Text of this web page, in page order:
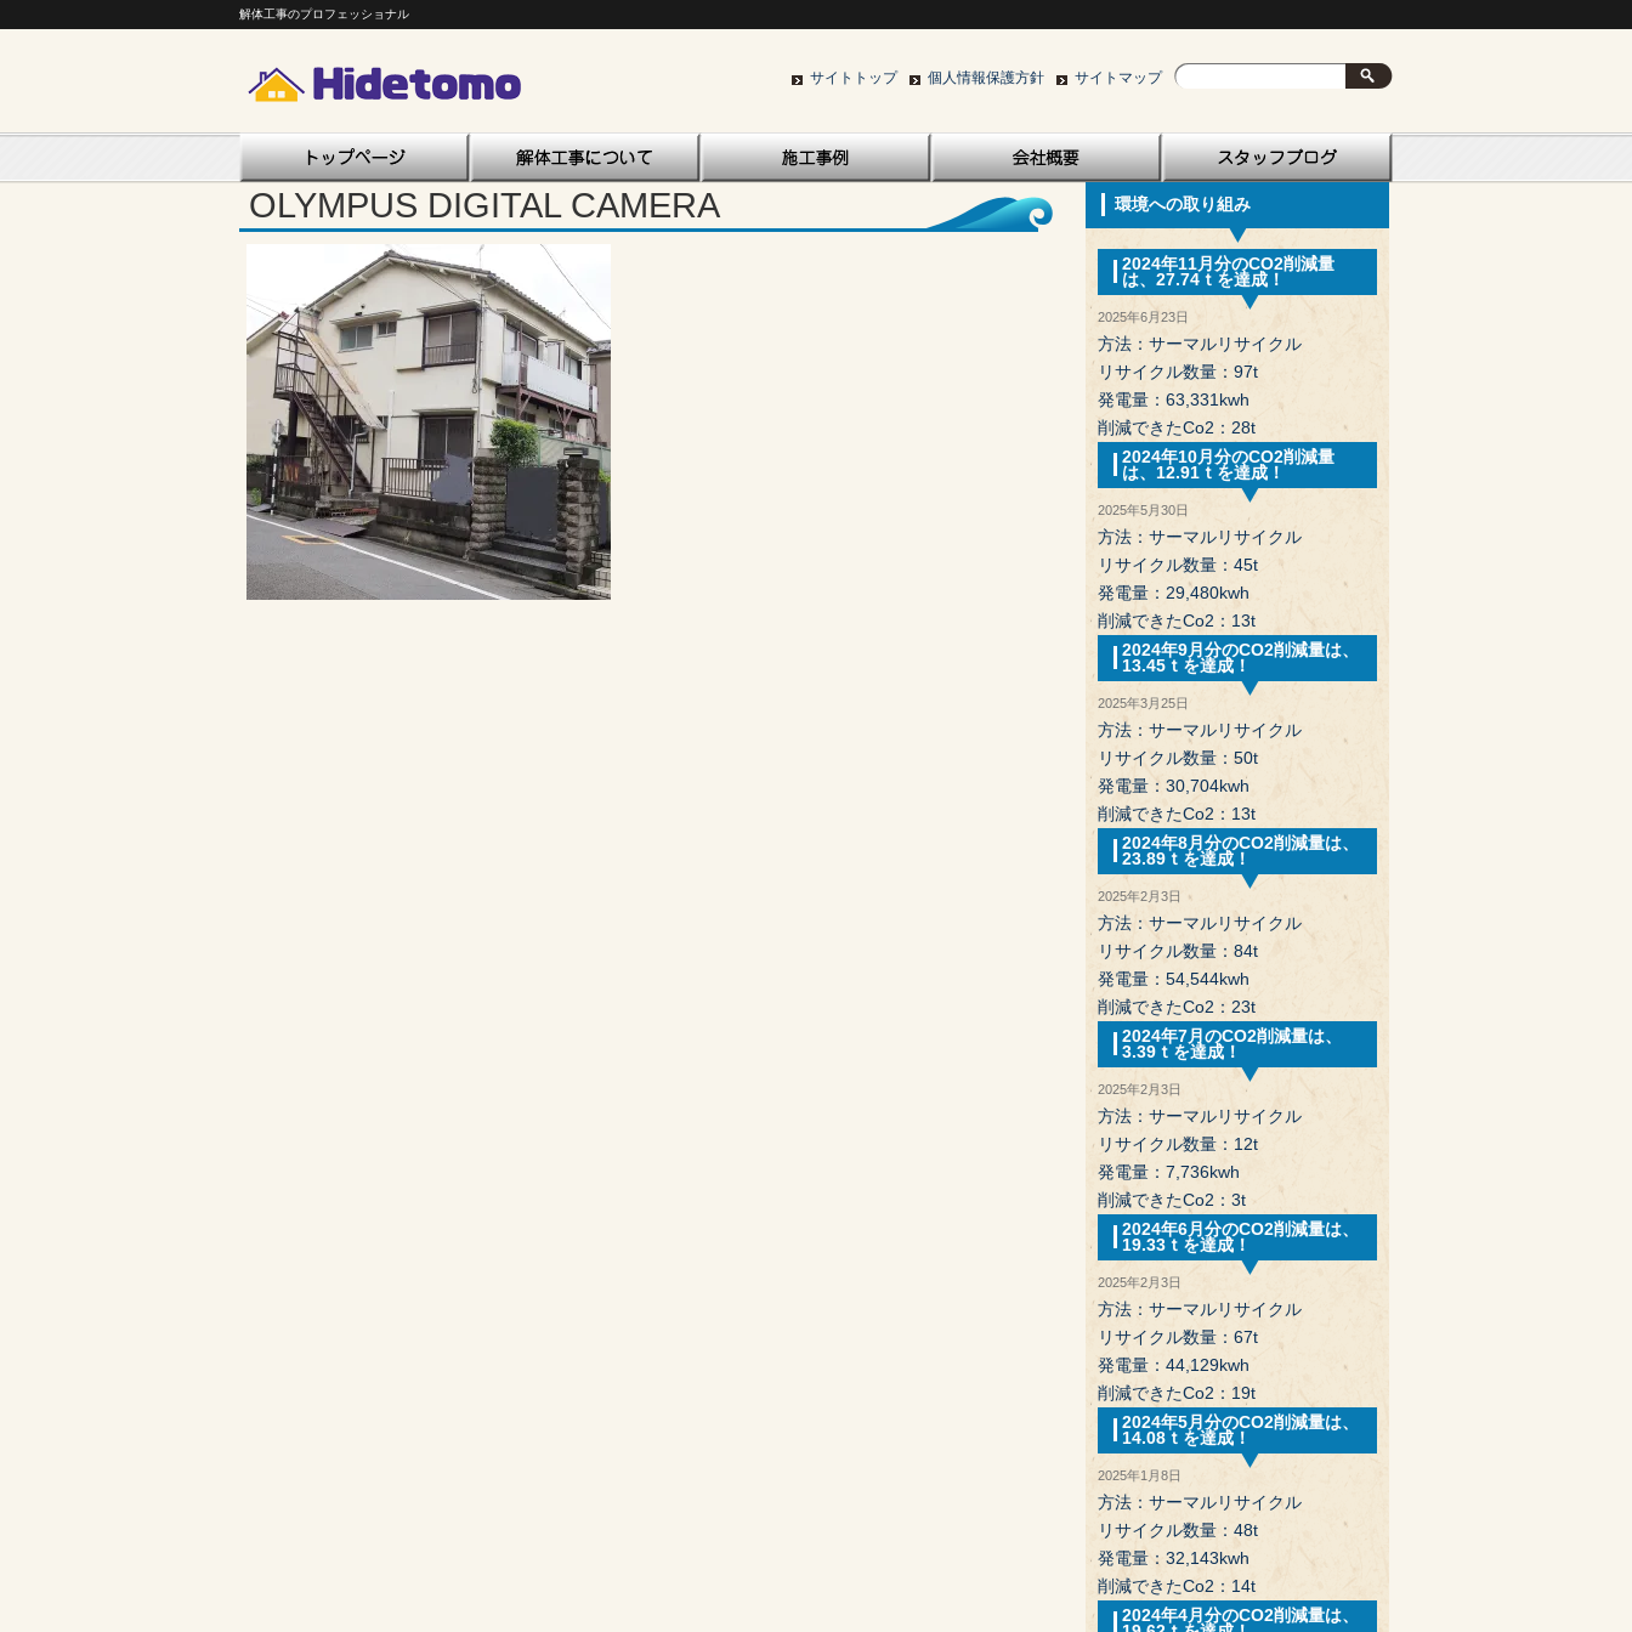
解体工事のプロフェッショナル
サイトトップ 個人情報保護方針 サイトマップ
OLYMPUS DIGITAL CAMERA 環境への取り組み
2024年11月分のCO2削減量
は、27.74ｔを達成！
2025年6月23日
方法：サーマルリサイクル
リサイクル数量：97t
発電量：63,331kwh
削減できたCo2：28t
2024年10月分のCO2削減量
は、12.91ｔを達成！
2025年5月30日
方法：サーマルリサイクル
リサイクル数量：45t
発電量：29,480kwh
削減できたCo2：13t
2024年9月分のCO2削減量は、
13.45ｔを達成！
2025年3月25日
方法：サーマルリサイクル
リサイクル数量：50t
発電量：30,704kwh
削減できたCo2：13t
2024年8月分のCO2削減量は、
23.89ｔを達成！
2025年2月3日
方法：サーマルリサイクル
リサイクル数量：84t
発電量：54,544kwh
削減できたCo2：23t
2024年7月のCO2削減量は、
3.39ｔを達成！
2025年2月3日
方法：サーマルリサイクル
リサイクル数量：12t
発電量：7,736kwh
削減できたCo2：3t
2024年6月分のCO2削減量は、
19.33ｔを達成！
2025年2月3日
方法：サーマルリサイクル
リサイクル数量：67t
発電量：44,129kwh
削減できたCo2：19t
2024年5月分のCO2削減量は、
14.08ｔを達成！
2025年1月8日
方法：サーマルリサイクル
リサイクル数量：48t
発電量：32,143kwh
削減できたCo2：14t
2024年4月分のCO2削減量は、